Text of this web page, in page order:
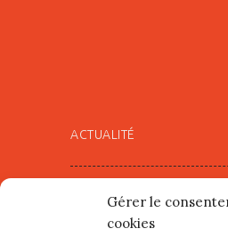
Gérer le
cookies
ACTUALITÉ
mercredi 12 et
2026